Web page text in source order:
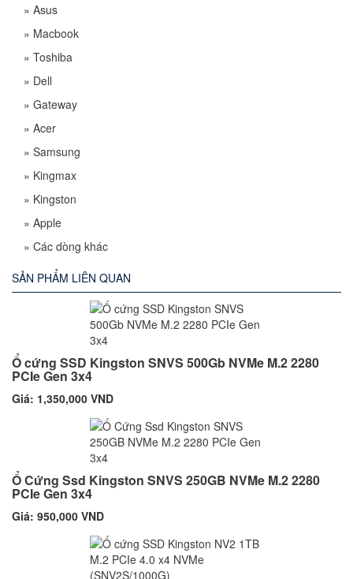
» Asus
» Macbook
» Toshiba
» Dell
» Gateway
» Acer
» Samsung
» Kingmax
» Kingston
» Apple
» Các dòng khác
SẢN PHẨM LIÊN QUAN
Ổ cứng SSD Kingston SNVS 500Gb NVMe M.2 2280
PCIe Gen 3x4
Giá: 1,350,000 VND
Ổ Cứng Ssd Kingston SNVS 250GB NVMe M.2 2280
PCIe Gen 3x4
Giá: 950,000 VND